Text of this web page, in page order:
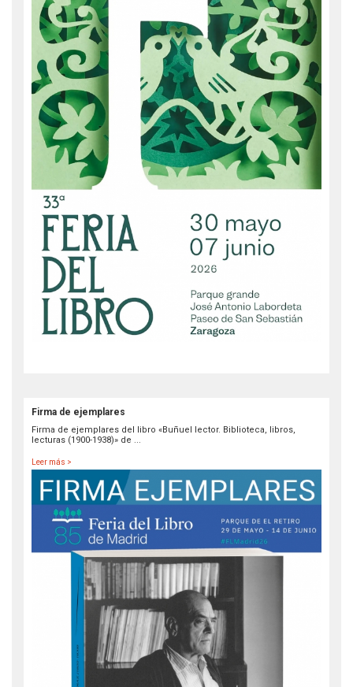
Firma de ejemplares
Firma de ejemplares del libro «Buñuel lector. Biblioteca, libros,
lecturas (1900-1938)» de ...
Leer más >